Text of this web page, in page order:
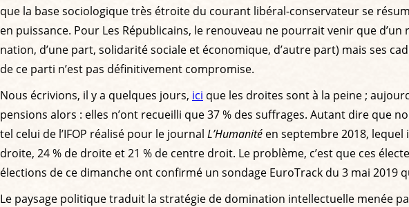
que la base sociologique très étroite du courant libéral-conservateur se
en puissance. Pour Les Républicains, le renouveau ne pourrait venir que
nation, d’une part, solidarité sociale et économique, d’autre part) mais ses
de ce parti n’est pas définitivement compromise.
Nous écrivions, il y a quelques jours, ici que les droites sont à la peine ;
pensions alors : elles n’ont recueilli que 37 % des suffrages. Autant dire que
tel celui de l’IFOP réalisé pour le journal L’Humanité en septembre 2018,
droite, 24 % de droite et 21 % de centre droit. Le problème, c’est que ces
élections de ce dimanche ont confirmé un sondage EuroTrack du 3 mai 2019
Le paysage politique traduit la stratégie de domination intellectuelle menée